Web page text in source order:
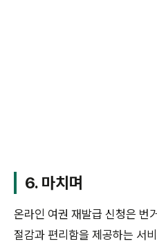
6. 마치며
온라인 여권 재발급 신청은 번
절감과 편리함을 제공하는 서